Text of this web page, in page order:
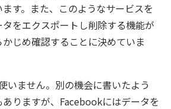
す。また、このようなサービスを
をエクスポートし削除する機能が
じめ確認することに決めていま
いません。別の機会に書いたよう
りますが、Facebookにはデータを